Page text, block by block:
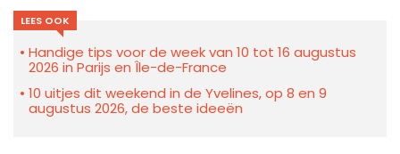
LEES OOK
Handige tips voor de week van 10 tot 16 augustus
2026 in Parijs en Île-de-France
10 uitjes dit weekend in de Yvelines, op 8 en 9
augustus 2026, de beste ideeën